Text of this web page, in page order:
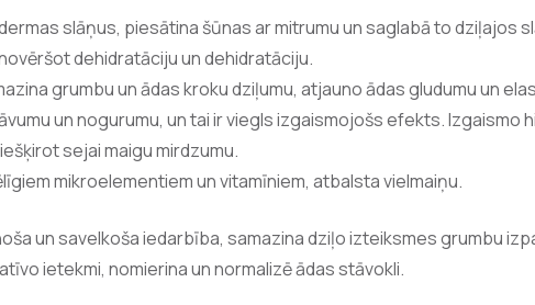
slāņus, piesātina šūnas ar mitrumu un saglabā to dziļajos
dehidratāciju un dehidratāciju.
grumbu un ādas kroku dziļumu, atjauno ādas gludumu un
un nogurumu, un tai ir viegls izgaismojošs efekts. Izgaismo
sejai maigu mirdzumu.
mikroelementiem un vitamīniem, atbalsta vielmaiņu.
un savelkoša iedarbība, samazina dziļo izteiksmes grumbu
ietekmi, nomierina un normalizē ādas stāvokli.